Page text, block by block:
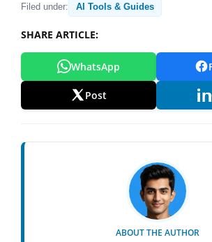
Filed under: AI Tools & Guides
SHARE ARTICLE:
WhatsApp
Post
ABOUT THE AUTHOR